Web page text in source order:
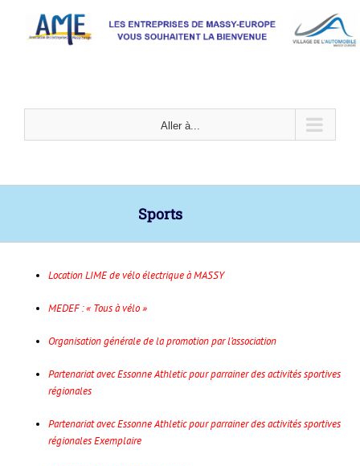
contenu
Aller à...
Sports
Location LIME de vélo électrique à MASSY
MEDEF : « Tous à vélo »
Organisation générale de la promotion par l’association
Partenariat avec Essonne Athletic pour parrainer des activités sportives
régionales
Partenariat avec Essonne Athletic pour parrainer des activités sportives
régionales Exemplaire